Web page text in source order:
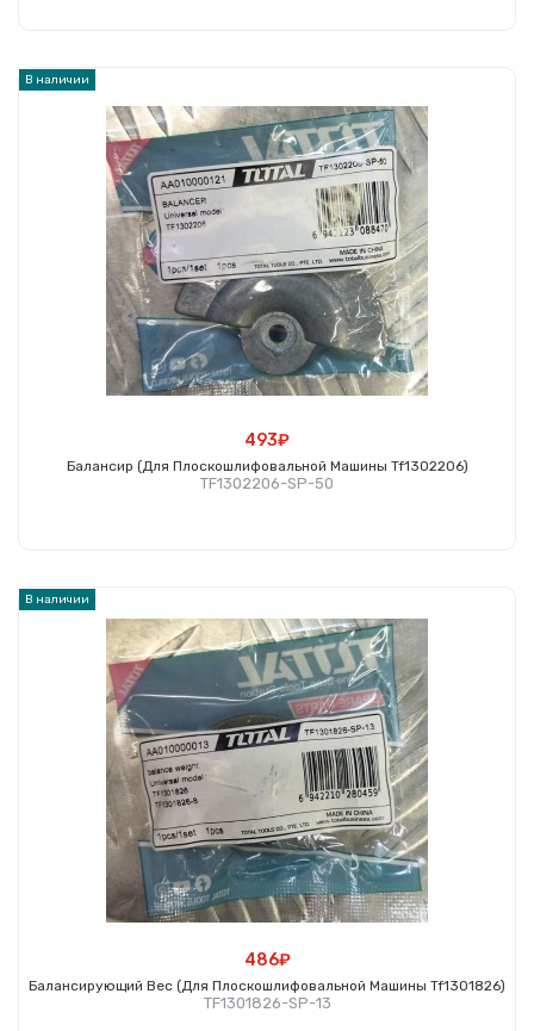
В наличии
493₽
Балансир (для Плоскошлифовальной Машины Tf1302206)
TF1302206-SP-50
В наличии
486₽
Балансирующий Вес (для Плоскошлифовальной Машины Tf1301826)
TF1301826-SP-13